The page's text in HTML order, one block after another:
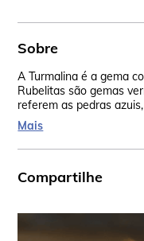
Sobre
A Turmalina é a gema
Rubelitas são gemas
referem as pedras
as negras, Siberita vão
verdes são Verdelita,
escuro.
Mais
Compartilhe